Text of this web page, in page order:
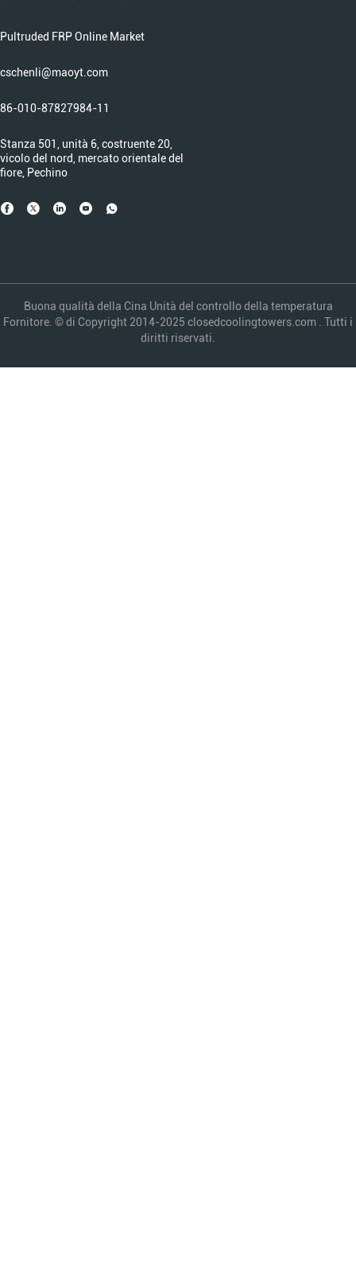
Pultruded FRP Online Market
cschenli@maoyt.com
86-010-87827984-11
Stanza 501, unità 6, costruente 20,
vicolo del nord, mercato orientale del
fiore, Pechino
Buona qualità della Cina Unità del controllo della temperatura
Fornitore. © di Copyright 2014-2025 closedcoolingtowers.com . Tutti i
diritti riservati.